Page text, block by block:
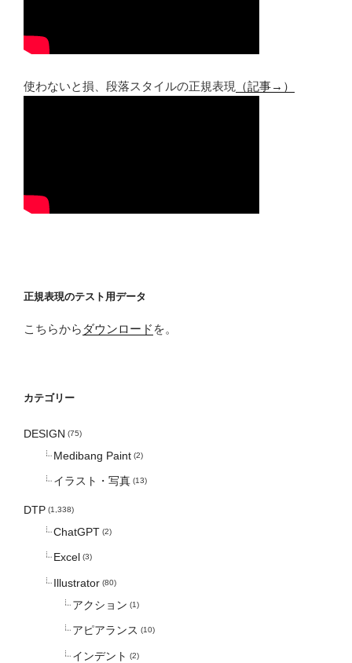
使わないと損、段落スタイルの正規表現 （記事→）
正規表現のテスト用データ
こちらから ダウンロード を。
カテゴリー
DESIGN (75)
Medibang Paint (2)
イラスト・写真 (13)
DTP (1,338)
ChatGPT (2)
Excel (3)
Illustrator (80)
アクション (1)
アピアランス (10)
インデント (2)